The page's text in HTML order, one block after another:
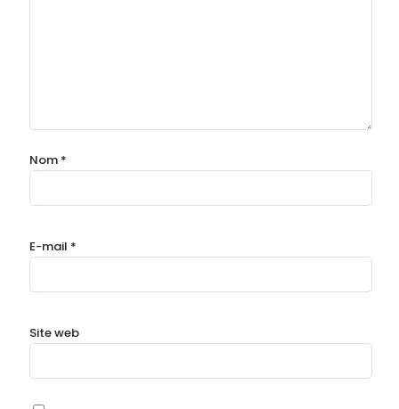
Nom *
E-mail *
Site web